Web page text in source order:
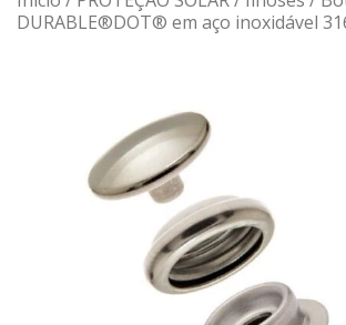
DURABLE®DOT® em aço inoxidável